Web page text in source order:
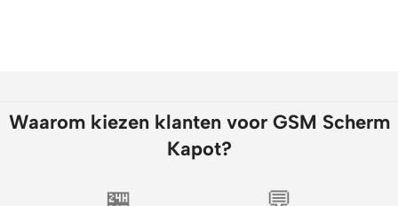
Waarom kiezen klanten voor GSM Scherm
Kapot?